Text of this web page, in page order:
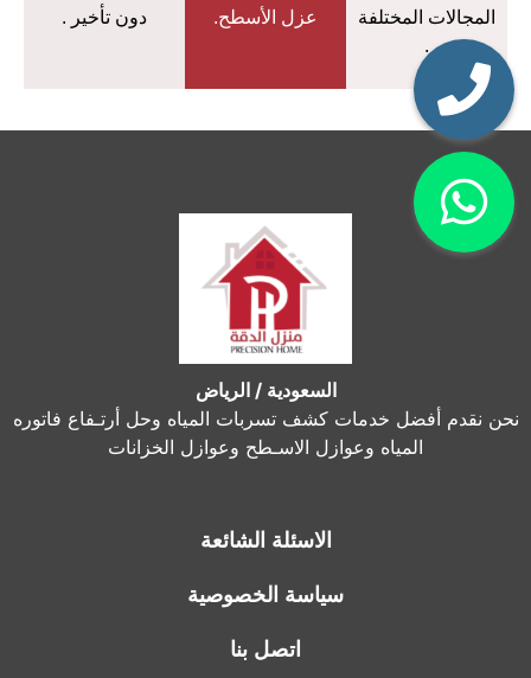
المجالات المختلفة
.
عزل الأسطح.
دون تأخير .
السعودية / الرياض
نحن نقدم أفضل خدمات كشف تسربات المياه وحل أرتـفاع فاتوره
المياه وعوازل الاسـطح وعوازل الخزانات
الاسئلة الشائعة
سياسة الخصوصية
اتصل بنا